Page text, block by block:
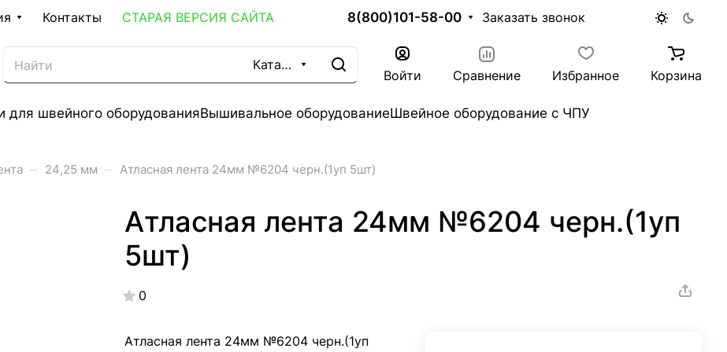
Контакты СТАРАЯ ВЕРСИЯ САЙТА 8(800)101-58-00 Заказать звонок
Каталог
Войти Сравнение Избранное Корзина
для швейного оборудованияВышивальное оборудованиеШвейное оборудование с ЧПУ
– 24,25 мм – Атласная лента 24мм №6204 черн.(1уп 5шт)
Атласная лента 24мм №6204 черн.(1уп
5шт)
0
Атласная лента 24мм №6204 черн.(1уп